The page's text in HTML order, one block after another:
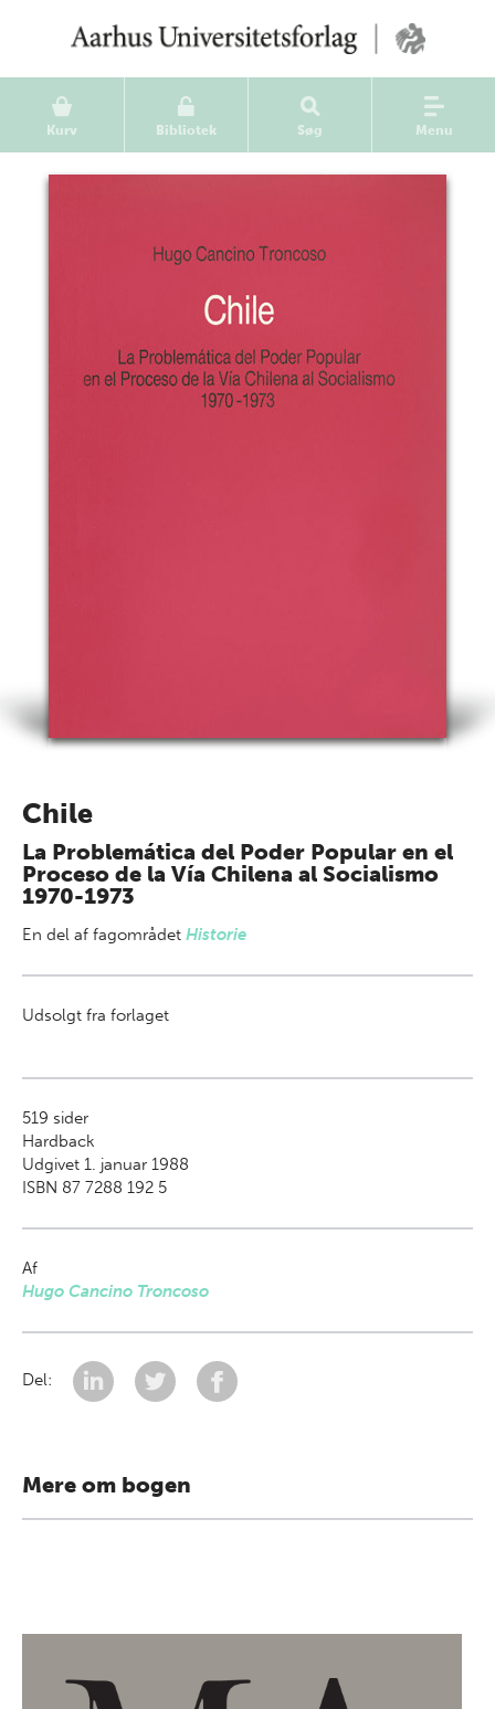
Kurv Bibliotek Søg Menu
Chile
La Problemática del Poder Popular en el
Proceso de la Vía Chilena al Socialismo
1970-1973
En del af fagområdet Historie
Udsolgt fra forlaget
519 sider
Hardback
Udgivet 1. januar 1988
ISBN 87 7288 192 5
Af
Hugo Cancino Troncoso
Del:
Mere om bogen